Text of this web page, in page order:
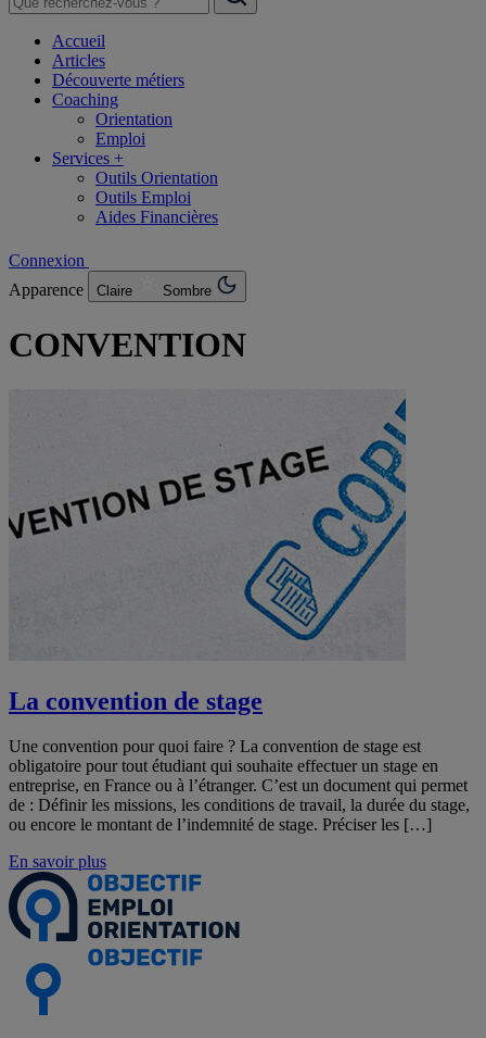
Accueil
Articles
Découverte métiers
Coaching
Orientation
Emploi
Services +
Outils Orientation
Outils Emploi
Aides Financières
Connexion
Apparence
Claire Sombre
CONVENTION
La convention de stage
Une convention pour quoi faire ? La convention de stage est
obligatoire pour tout étudiant qui souhaite effectuer un stage en
entreprise, en France ou à l’étranger. C’est un document qui permet
de : Définir les missions, les conditions de travail, la durée du stage,
ou encore le montant de l’indemnité de stage. Préciser les […]
En savoir plus